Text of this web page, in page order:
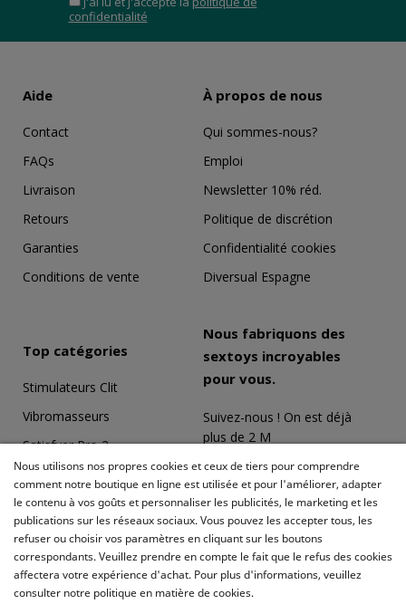
confidentialité
Aide
Contact
FAQs
Livraison
Retours
Garanties
Conditions de vente
À propos de nous
Qui sommes-nous?
Emploi
Newsletter 10% réd.
Politique de discrétion
Confidentialité cookies
Diversual Espagne
Top catégories
Stimulateurs Clit
Vibromasseurs
Satisfyer Pro 2
Coffrets Érotiques
Masturbateurs
Meilleures ventes
Nous fabriquons des
sextoys incroyables
pour vous.
Suivez-nous ! On est déjà
plus de 2 M
Nous utilisons nos propres cookies et ceux de tiers pour comprendre
comment notre boutique en ligne est utilisée et pour l'améliorer, adapter
le contenu à vos goûts et personnaliser les publicités, le marketing et les
publications sur les réseaux sociaux. Vous pouvez les accepter tous, les
refuser ou choisir vos paramètres en cliquant sur les boutons
correspondants. Veuillez prendre en compte le fait que le refus des cookies
affectera votre expérience d'achat. Pour plus d'informations, veuillez
consulter notre politique en matière de cookies.